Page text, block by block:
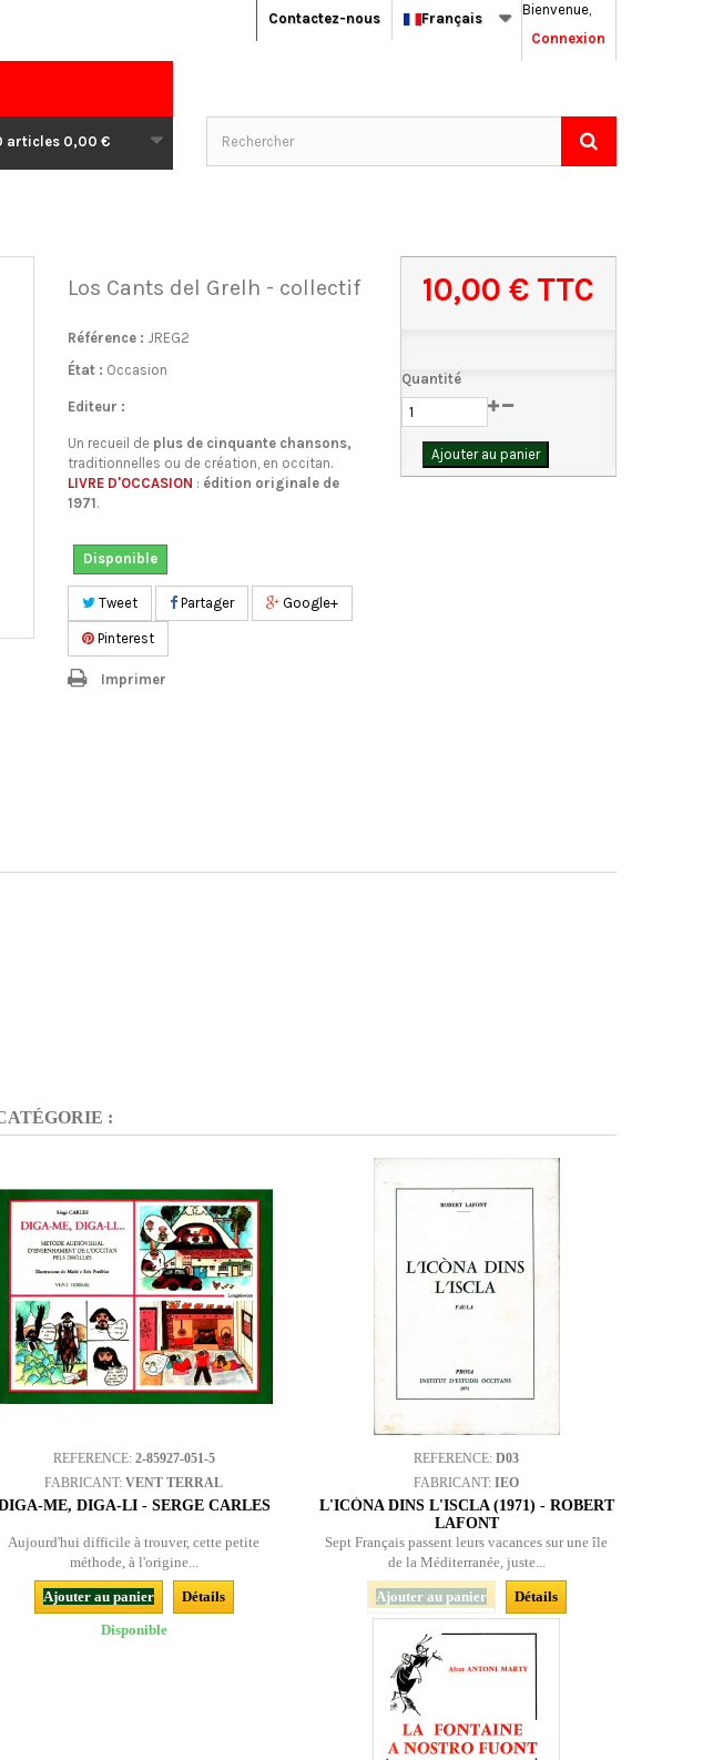
Bienvenue,
Connexion
Français
Contactez-nous
articles 0,00 €
Los Cants del Grelh - collectif
Référence : JREG2
État : Occasion
Editeur :
Un recueil de plus de cinquante chansons,
traditionnelles ou de création, en occitan.
LIVRE D'OCCASION : édition originale de
1971.
Disponible
Tweet Partager Google+
Pinterest
Imprimer
10,00 €TTC
Quantité
Ajouter au panier
:
REFERENCE: 2-85927-051-5
FABRICANT:VENT TERRAL
ME, DIGA-LI - SERGE CARLES
Aujourd'hui difficile à trouver, cette petite
méthode, à l'origine...
Ajouter au panier
Détails
Disponible
REFERENCE:D03
FABRICANT:IEO
L'ICÒNA DINS L'ISCLA (1971) - ROBERT
LAFONT
Sept Français passent leurs vacances sur une île
de la Méditerranée, juste...
Ajouter au panier Détails